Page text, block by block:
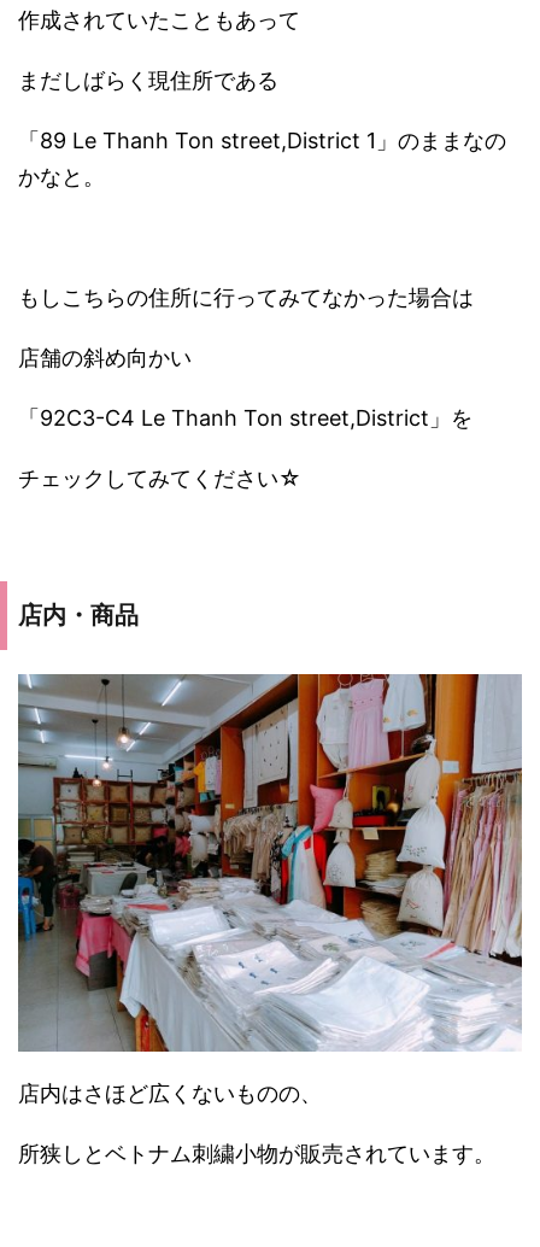
作成されていたこともあって
まだしばらく現住所である
「89 Le Thanh Ton street,District 1」のままなの
かなと。
もしこちらの住所に行ってみてなかった場合は
店舗の斜め向かい
「92C3-C4 Le Thanh Ton street,District」を
チェックしてみてください☆
店内・商品
店内はさほど広くないものの、
所狭しとベトナム刺繍小物が販売されています。